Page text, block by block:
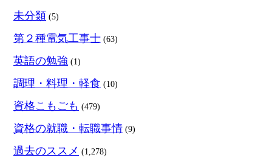
未分類 (5)
第２種電気工事士 (63)
英語の勉強 (1)
調理・料理・軽食 (10)
資格こもごも (479)
資格の就職・転職事情 (9)
過去のススメ (1,278)